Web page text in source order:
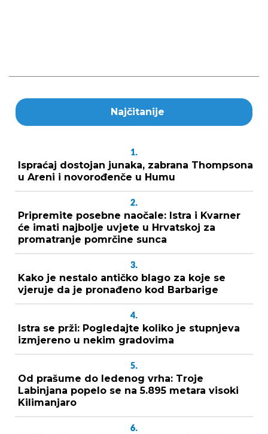
Najčitanije
1.
Ispraćaj dostojan junaka, zabrana Thompsona
u Areni i novorođenče u Humu
2.
Pripremite posebne naočale: Istra i Kvarner
će imati najbolje uvjete u Hrvatskoj za
promatranje pomrčine sunca
3.
Kako je nestalo antičko blago za koje se
vjeruje da je pronađeno kod Barbarige
4.
Istra se prži: Pogledajte koliko je stupnjeva
izmjereno u nekim gradovima
5.
Od prašume do ledenog vrha: Troje
Labinjana popelo se na 5.895 metara visoki
Kilimanjaro
6.